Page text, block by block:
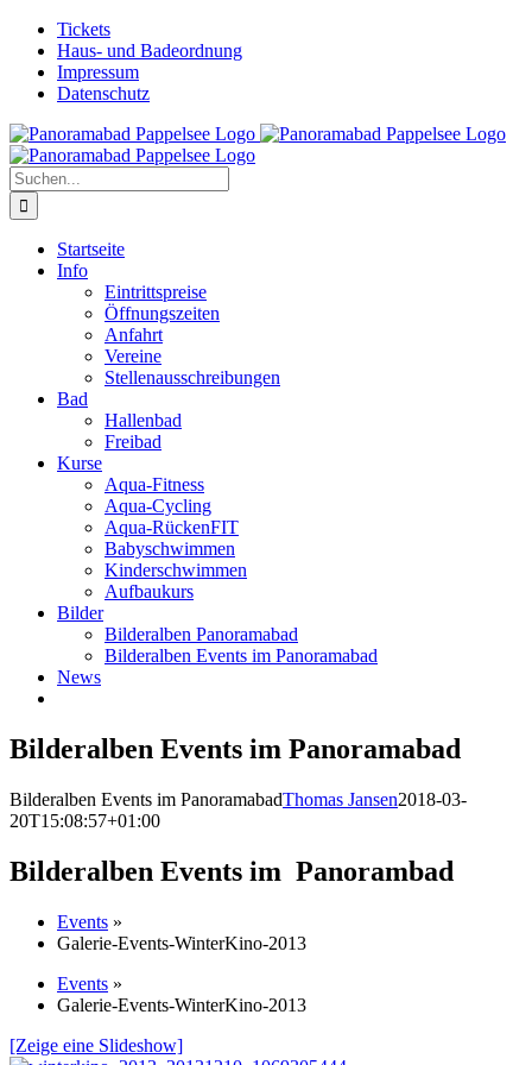
Zum
Inhalt
springen
FacebookTickets
Haus- und Badeordnung
Impressum
Datenschutz
Suche
nach:
Startseite
Info
Eintrittspreise
Öffnungszeiten
Anfahrt
Vereine
Stellenausschreibungen
Bad
Hallenbad
Freibad
Kurse
Aqua-Fitness
Aqua-Cycling
Aqua-RückenFIT
Babyschwimmen
Kinderschwimmen
Aufbaukurs
Bilder
Bilderalben Panoramabad
Bilderalben Events im Panoramabad
News
Bilderalben Events im Panoramabad
Bilderalben Events im PanoramabadThomas Jansen2018-03-
20T15:08:57+01:00
Bilderalben Events im Panorambad
Events »
Galerie-Events-WinterKino-2013
Events »
Galerie-Events-WinterKino-2013
[Zeige eine Slideshow]